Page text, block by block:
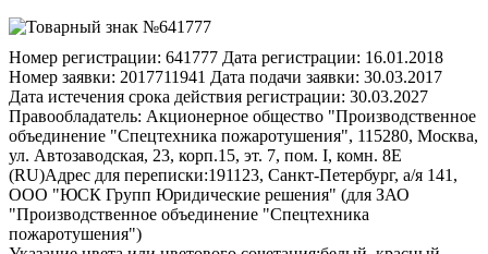
Номер регистрации: 641777 Дата регистрации: 16.01.2018
Номер заявки: 2017711941 Дата подачи заявки: 30.03.2017
Дата истечения срока действия регистрации: 30.03.2027
Правообладатель: Акционерное общество "Производственное
объединение "Спецтехника пожаротушения", 115280, Москва,
ул. Автозаводская, 23, корп.15, эт. 7, пом. I, комн. 8Е
(RU)Адрес для переписки:191123, Санкт-Петербург, а/я 141,
ООО "ЮСК Групп Юридические решения" (для ЗАО
"Производственное объединение "Спецтехника
пожаротушения")